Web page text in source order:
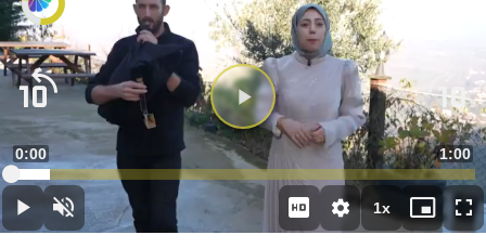
Video
Oynatıcısı
yükleniyor.
Videoyu
Oynat
OynatSesi
Aç
Süre
0:00
Süre
1:00
Yüklendi:
8.36%
1xOynatma
Hızı
Mini
oynatıcı